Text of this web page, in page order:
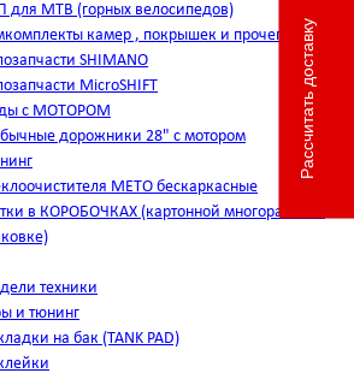
для MTB (горных велосипедов)
камер , покрышек и прочего
SHIMANO
MicroSHIFT
с МОТОРОМ
дорожники 28" с мотором
METO бескаркасные
в КОРОБОЧКАХ (картонной многоразовой
техники
и тюнинг
на бак (TANK PAD)
Рассчитать доставку